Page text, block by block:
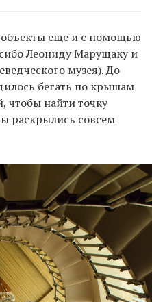
объекты еще и с помощью
Леониду Марущаку и
музея). До
бегать по крышам
чтобы найти точку
раскрылись совсем